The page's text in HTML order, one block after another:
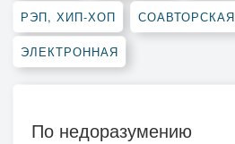
РЭП, ХИП-ХОП СОАВТОРСКАЯ
ЭЛЕКТРОННАЯ
По недоразумению